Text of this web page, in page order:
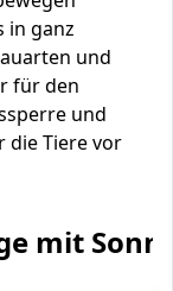
in ganz
und
für den
und
die Tiere vor
mit